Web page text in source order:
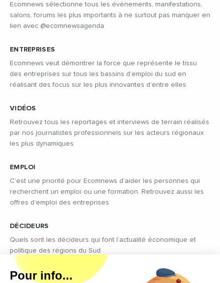
Ecomnews sélectionne tous les évènements, manifestations,
salons, forums les plus importants à ne surtout pas manquer en
lien avec @ecomnewsagenda
ENTREPRISES
Ecomnews veut démontrer la force que représente le tissu
des entreprises sur tous les bassins d’emploi du sud en
réalisant des focus sur les plus innovantes d’entre elles
VIDÉOS
Retrouvez tous les reportages et interviews de terrain réalisés
par nos journalistes professionnels sur les acteurs régionaux
les plus dynamiques
EMPLOI
C’est une priorité pour Ecomnews d’aider les personnes qui
recherchent un emploi ou une formation. Retrouvez aussi les
offres d’emploi des entreprises
DÉCIDEURS
Quels sont les décideurs qui font l’actualité économique et
politique des régions du Sud